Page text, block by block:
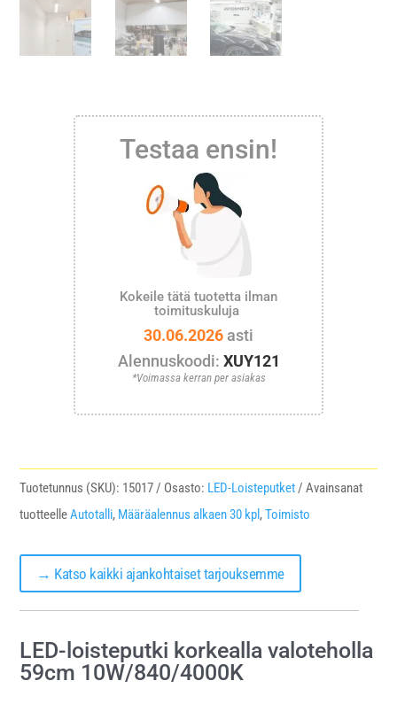
Testaa ensin!
Kokeile tätä tuotetta ilman
toimituskuluja
30.06.2026 asti
Alennuskoodi: XUY121
*Voimassa kerran per asiakas
Tuotetunnus (SKU): 15017 Osasto: LED-Loisteputket
Avainsanat
tuotteelleAutotalli, Määräalennus alkaen 30 kpl ,Toimisto
→ Katso kaikki ajankohtaiset tarjouksemme
LED-loisteputki korkealla valoteholla
59cm 10W/840/4000K